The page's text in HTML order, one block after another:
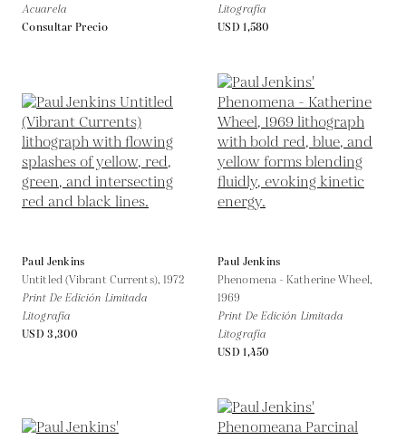
Acuarela
Consultar Precio
Litografía
USD 1,580
Paul Jenkins
Untitled (Vibrant Currents), 1972
Print De Edición Limitada
Litografía
USD 3,300
Paul Jenkins
Phenomena - Katherine Wheel,
1969
Print De Edición Limitada
Litografía
USD 1,450